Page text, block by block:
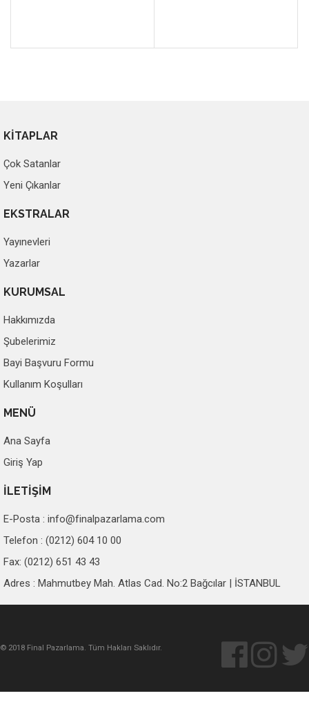
KİTAPLAR
Çok Satanlar
Yeni Çıkanlar
EKSTRALAR
Yayınevleri
Yazarlar
KURUMSAL
Hakkımızda
Şubelerimiz
Bayi Başvuru Formu
Kullanım Koşulları
MENÜ
Ana Sayfa
Giriş Yap
İLETİŞİM
E-Posta : info@finalpazarlama.com
Telefon : (0212) 604 10 00
Fax: (0212) 651 43 43
Adres : Mahmutbey Mah. Atlas Cad. No:2 Bağcılar | İSTANBUL
© 2018 Final Pazarlama. Tüm Hakları Saklıdır.